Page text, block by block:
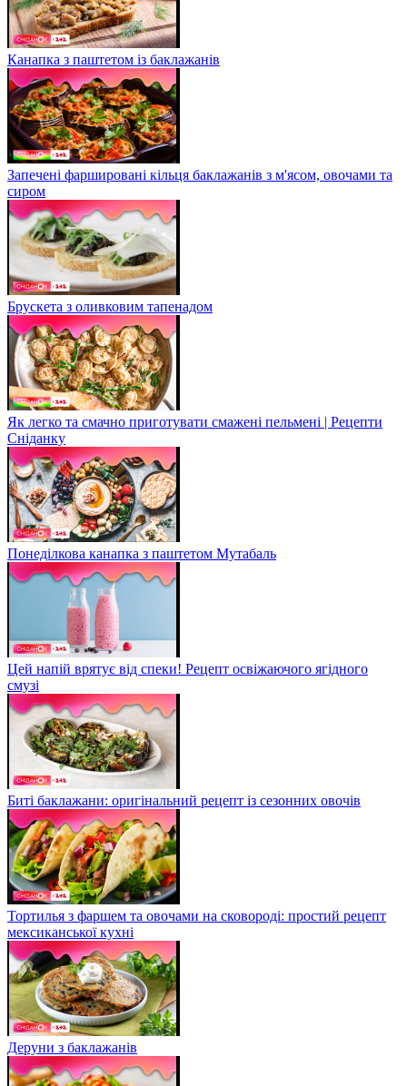
Канапка з паштетом із баклажанів
Запечені фаршировані кільця баклажанів з м'ясом, овочами та
сиром
Брускета з оливковим тапенадом
Як легко та смачно приготувати смажені пельмені | Рецепти
Сніданку
Понеділкова канапка з паштетом Мутабаль
Цей напій врятує від спеки! Рецепт освіжаючого ягідного
смузі
Биті баклажани: оригінальний рецепт із сезонних овочів
Тортилья з фаршем та овочами на сковороді: простий рецепт
мексиканської кухні
Деруни з баклажанів